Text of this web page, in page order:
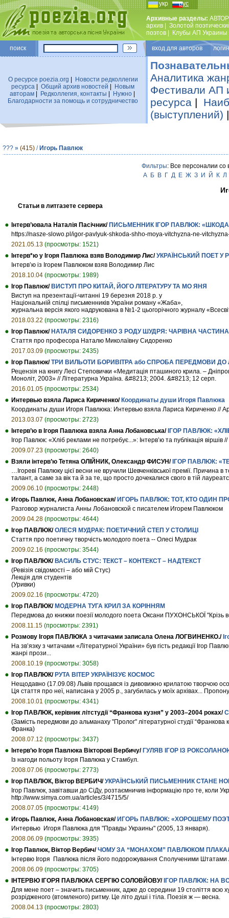
укр рус
Архивные разделы:
архив
Золотой
поэтов
Клубы АП Украины
поиск вход для авторов
О ресурсе poezia.org
Новости редколлегии
ресурса
Общий архив новостей
Новым
авторам| Редколлегия, контакты Нужно|
Благодарности за помощь и сотрудничество
Аналитика
Фестивали АП
ресурса |
(выступлений)
??? » (415) / Игорь Павлюк
Фильтры: Все персоналии со
А
Б В Г Д Е Ж З И Й К Л
Статьи в литгазете сервера
Інтерв’ювала Наталія Пасічник/ ПИСЬМЕННИК ІГОР ПАВЛЮК: «ШКОДА
https://nasze-slowo.pl/igor-pavlyuk-shkoda-shho-moya-vitchyzna-ne-
2021.05.13 (просмотры: 1521)
Інтерв*ю у Ігоря Павлюка взяв Володимир Лис/УКРАЇНСЬКИЙ ПОЕТ У
Інтерв’ю із Ігорем Павлюком взяв Володимир Лис
2018.10.04 (просмотры: 1989)
Ігор Павлюк/ ВИСТУП ПРО КИТАЙ, ЙОГО ЛІТЕРАТУРУ ТА МО ЯНЯ
Виступ на презентації-читанні 19 березня 2018 р. у
Національній спілці письменників України роману «Жаба»,
журнальна версія якого надрукована в №1-2 цьогорічного журналу
2018.03.22 (просмотры: 2316)
Ігор Павлюк/ НАТАЛЯ СИДОРЕНКО З РОДУ ШУДРЯ: ЧАРІВНА
Стаття про професора Наталю Миколаївну Сидоренко
2017.03.09 (просмотры: 2435)
Ігор Павлюк/ТРИ ВИЛЬОТИ БОРИВІТРА або СПРОБА ПЕРЕДМОВИ ДО
Рецензія на книгу Лесі Степовички «Медитація пташиного крила. –
Моноліт, 2003» // Літературна Україна. &#8213; 2004. &#8213; 12 серп.
2016.01.05 (просмотры: 2534)
Интервью взяла Лариса Кириченко/ Координаты души Игоря Павлюка
Координаты души Игоря Павлюка: Интервью взяла Лариса Кириченко //
2013.03.07 (просмотры: 2723)
Інтерв’ю в Ігоря Павлюка взяла Анна Лобановська/ ІГОР ПАВЛЮК:
Ігор Павлюк: «Хліб реклами не потребує...»: Інтерв’ю та публікація
2009.07.23 (просмотры: 2640)
Взяли інтерв’ю Тетяна ОЛІЙНИК, Олександр ФИСУН/ ІГОР ПАВЛЮК:
…Ігореві Павлюку цієї весни не вручили Шевченківської премії. Причина
талант, а саме за вік та й за те, що просто дочекалися свого в тій
2009.06.10 (просмотры: 2448)
Игорь Павлюк, Анна Лобановская/ ИГОРЬ ПАВЛЮК: ТОТ, КТО ОДИН
Разговор журналиста Анны Лобановской с писателем Игорем Павлюком
2009.04.28 (просмотры: 4644)
Ігор ПАВЛЮК/ОЛЕСЯ МУДРАК: ПОЕТИЧНИЙ СТЕП У СТОЛИЦІ
Стаття про поетичну творчість молодого поета -- Олесі Мудрак
2009.02.16 (просмотры: 3544)
Ігор ПАВЛЮК/ ВАСИЛЬ СТУС: ТЕКСТ – КОНТЕКСТ – НАДТЕКСТ
(Ревізія свідомості – або мій Стус)
Лекція для студентів
(Уривки)
2009.02.16 (просмотры: 4720)
Ігор ПАВЛЮК/ МОДЕРНА ТУГА КРИЛ ЗА КОРІННЯМ
Передмова до книжки поезії молодого поета Оксани ПУХОНСЬКОЇ "Крізь
2008.11.15 (просмотры: 2391)
Розмову Ігоря ПАВЛЮКА з читачами записала Олена ЛОГВИНЕНКО./
На зв’язку з читачами «Літературної України» був гість редакції Ігор
жанрі прози...
2008.10.19 (просмотры: 3058)
Ігор ПАВЛЮК/ РУТА ВІТЕР УКРАЇНІЗУЄ КОСМОС
Нещодавно (17.09.08) Львів прощався із дивовижно крилатою творчою
Ця стаття про неї, написана у 2005 р., загубилась у моїх архівах...
2008.10.01 (просмотры: 4341)
Ігор ПАВЛЮК, керівник літстудії “Франкова кузня” у 2003–2004 роках/
(Замість передмови до альманаху "Пролог" літературної студії “Франкова
Франка)
2008.07.12 (просмотры: 3437)
Інтерв’ю Ігоря Павлюка Вікторові Вербичу/ ГУЛЯВ ІГОР ІЗ
Із нагоди польоту Ігоря Павлюка у Стамбул.
2008.07.06 (просмотры: 2773)
Ігор ПАВЛЮК, Віктор ВЕРБИЧ/УКРАЇНСЬКИЙ ПИСЬМЕННИК СТАНЕ
Ігор Павлюк, завітавши до СіДу, розтаємничив інформацію про те, коли
http://www.simya.com.ua/articles/3/4715/5/
2008.07.05 (просмотры: 4149)
Игорь Павлюк, Анна Лобановская/ ИГОРЬ ПАВЛЮК: «ХОРОШЕМУ
Интервью Игоря Павлюка для "Правды Украины" (2005, 13 января).
2008.06.09 (просмотры: 3935)
Ігор Павлюк, Віктор Вербич/ЧОМУ ЗА “МОНАХОМ” ПАВЛЮКОМ
Інтервю Ігоря Павлюка після його подорожування Сполученими
2008.06.09 (просмотры: 3705)
ІНТЕРВЮ ІГОРЯ ПАВЛЮКА СЕРГІЮ СОЛОВЙОВУ/ ІГОР ПАВЛЮК: НА
Для мене поет – значить письменник, адже до середини 19 століття всю
розрідженого (втомленого) ритму. Це літо душі і тіла. Поезія ж — весна.
2008.04.13 (просмотры: 2803)